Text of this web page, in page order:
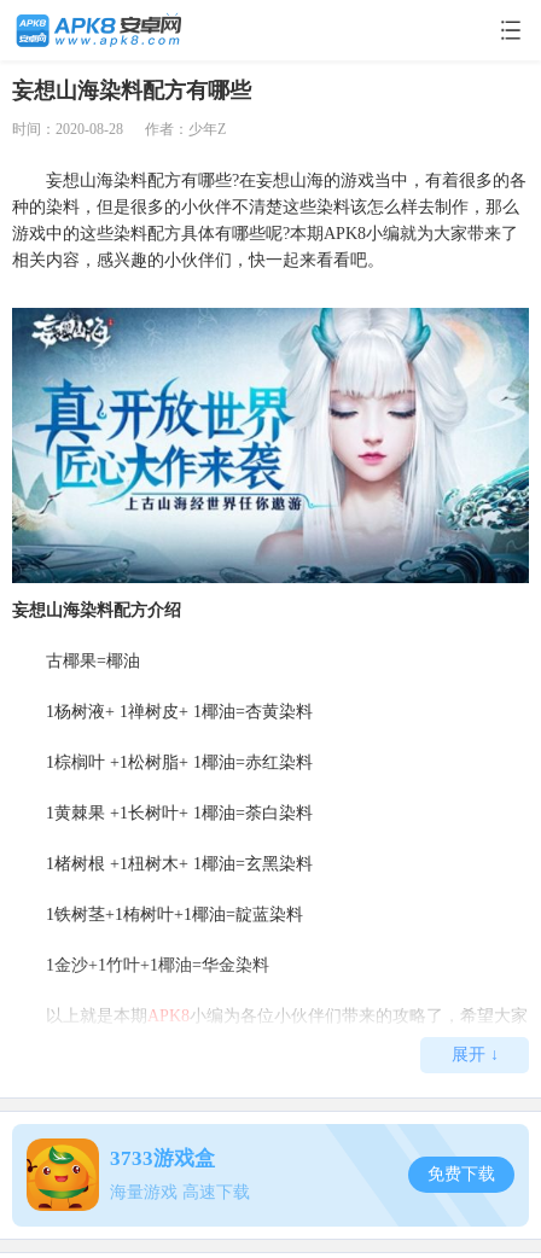
妄想山海染料配方有哪些
时间：2020-08-28 作者：少年Z
妄想山海染料配方有哪些?在妄想山海的游戏当中，有着很多的各
种的染料，但是很多的小伙伴不清楚这些染料该怎么样去制作，那么
游戏中的这些染料配方具体有哪些呢?本期APK8小编就为大家带来了
相关内容，感兴趣的小伙伴们，快一起来看看吧。
妄想山海染料配方介绍
古椰果=椰油
1杨树液+ 1禅树皮+ 1椰油=杏黄染料
1棕榈叶 +1松树脂+ 1椰油=赤红染料
1黄棘果 +1长树叶+ 1椰油=荼白染料
1楮树根 +1杻树木+ 1椰油=玄黑染料
1铁树茎+1栯树叶+1椰油=靛蓝染料
1金沙+1竹叶+1椰油=华金染料
以上就是本期 APK8小编为各位小伙伴们带来的攻略了，希望大家
，你想玩的游戏全都在这里。
展开 ↓
3733游戏盒
海量游戏 高速下载
免费下载